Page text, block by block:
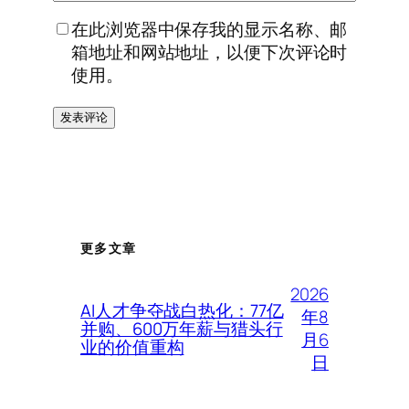
在此浏览器中保存我的显示名称、邮
箱地址和网站地址，以便下次评论时
使用。
更多文章
AI人才争夺战白热化：77亿
并购、600万年薪与猎头行
业的价值重构
2026
年8
月6
日